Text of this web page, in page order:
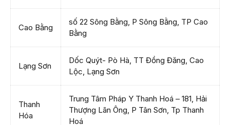
Cao Bằng
số 22 Sông Bằng, P Sông Bằng, TP Cao
Bằng
Lạng Sơn
Dốc Quýt- Pò Hà, TT Đồng Đăng, Cao
Lộc, Lạng Sơn
Thanh
Hóa
Trung Tâm Pháp Y Thanh Hoá – 181, Hải
Thượng Lãn Ông, P Tân Sơn, Tp Thanh
Hoá